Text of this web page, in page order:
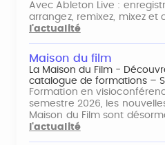
Avec Ableton Live :
arrangez, remixez, mixez et
l'actualité
Maison du film
La Maison du Film -
catalogue de formations –
Formation en
semestre 2026, les
Maison du Film sont
l'actualité